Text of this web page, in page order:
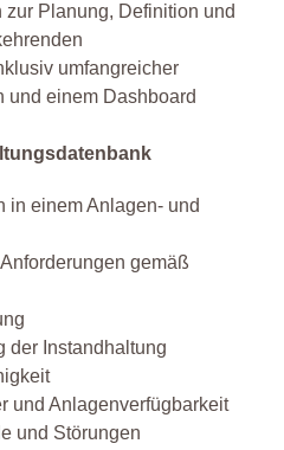
Planung, Definition und
umfangreicher
und einem Dashboard
in einem Anlagen- und
gemäß
der Instandhaltung
und Anlagenverfügbarkeit
und Störungen